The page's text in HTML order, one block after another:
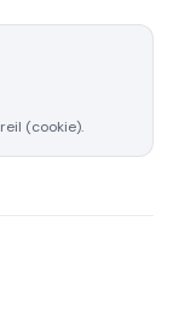
(cookie).